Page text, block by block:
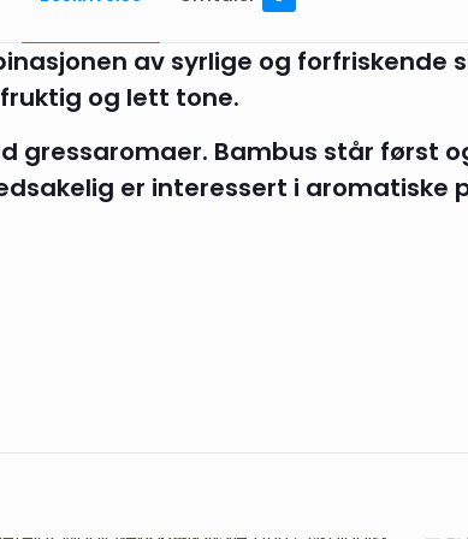
av syrlige og forfriskende
og lett tone.
gressaromaer. Bambus står først
er interessert i aromatiske
– (15)»